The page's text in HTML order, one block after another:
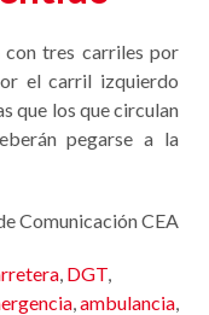
con tres carriles por
el carril izquierdo
que los que circulan
pegarse a la
Comunicación CEA
, DGT,
,ambulancia,